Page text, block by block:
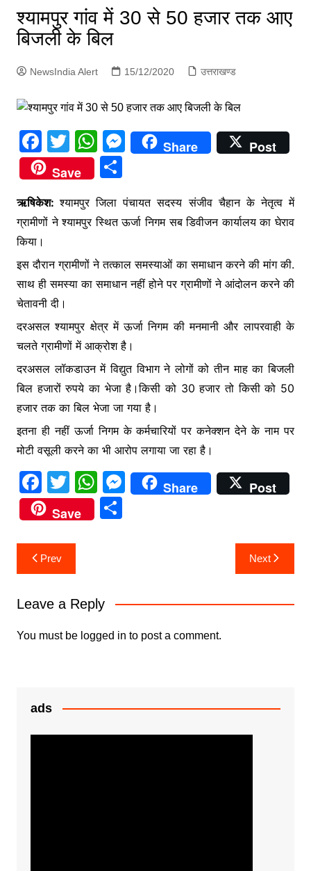
श्यामपुर गांव में 30 से 50 हजार तक आए
बिजली के बिल
NewsIndia Alert 15/12/2020 उत्तराखण्ड
F
a
c
e
b
o
o
k
T
w
itt
er
W
h
at
s
A
p
M
e
s
e
g
er
Share
Post
Save
S
ar
e
ऋषिकेश:श्यामपुर जिला पंचायत सदस्य संजीव चैहान के नेतृत्व में
ग्रामीणों ने श्यामपुर स्थित ऊर्जा निगम सब डिवीजन कार्यालय का घेराव
किया।
इस दौरान ग्रामीणों ने तत्काल समस्याओं का समाधान करने की मांग की.
साथ ही समस्या का समाधान नहीं होने पर ग्रामीणों ने आंदोलन करने की
चेतावनी दी।
दरअसल श्यामपुर क्षेत्र में ऊर्जा निगम की मनमानी और लापरवाही के
चलते ग्रामीणों में आक्रोश है।
दरअसल लॉकडाउन में विद्युत विभाग ने लोगों को तीन माह का बिजली
बिल हजारों रुपये का भेजा है।किसी को 30 हजार तो किसी को 50
हजार तक का बिल भेजा जा गया है।
इतना ही नहीं ऊर्जा निगम के कर्मचारियों पर कनेक्शन देने के नाम पर
मोटी वसूली करने का भी आरोप लगाया जा रहा है।
F
a
c
e
b
o
k
T
w
itt
er
W
h
at
p
p
M
e
er
Share
Post
Save
S
Post
navigation
Prev Next
Leave a Reply
You must be logged in to post a comment.
ads
g